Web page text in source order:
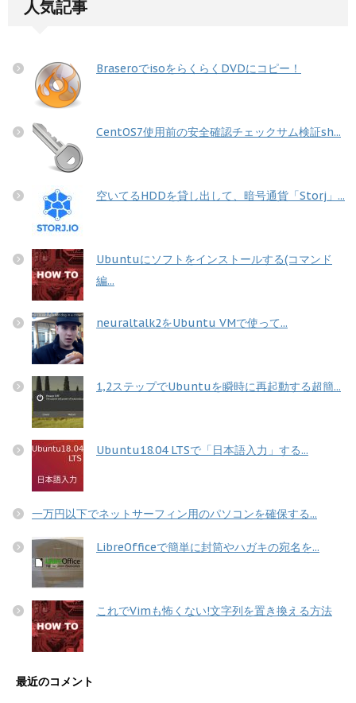
人気記事
BraseroでisoをらくらくDVDにコピー！
CentOS7使用前の安全確認チェックサム検証sh...
空いてるHDDを貸し出して、暗号通貨「Storj」...
Ubuntuにソフトをインストールする(コマンド
編...
neuraltalk2をUbuntu VMで使って...
1,2ステップでUbuntuを瞬時に再起動する超簡...
Ubuntu18.04 LTSで「日本語入力」する...
一万円以下でネットサーフィン用のパソコンを確保する...
LibreOfficeで簡単に封筒やハガキの宛名を...
これでVimも怖くない!文字列を置き換える方法
最近のコメント